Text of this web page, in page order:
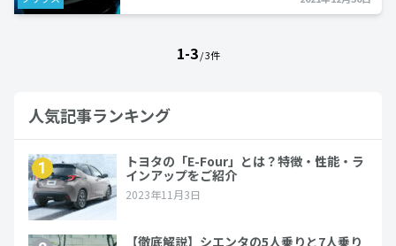
1-3/ 3件
人気記事ランキング